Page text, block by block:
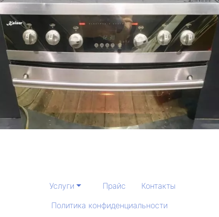
Услуги Прайс
Контакты
Политика конфиденциальности